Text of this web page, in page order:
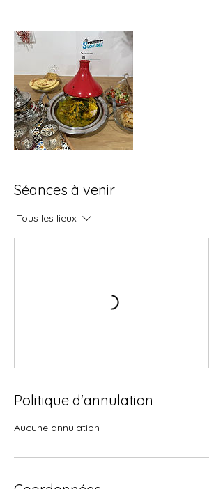
Séances à venir
Tous les lieux
Politique d'annulation
Aucune annulation